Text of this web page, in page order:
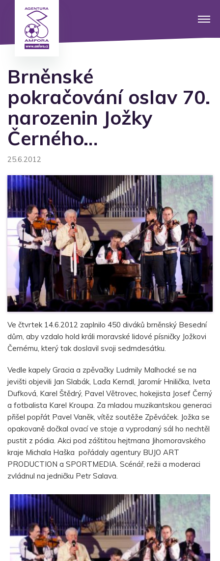
Brněnské
pokračování oslav 70.
narozenin Jožky
Černého…
25.6.2012
Ve čtvrtek 14.6.2012 zaplnilo 450 diváků brněnský Besední
dům, aby vzdalo hold králi moravské lidové písničky Jožkovi
Černému, který tak doslavil svoji sedmdesátku.
Vedle kapely Gracia a zpěvačky Ludmily Malhocké se na
jevišti objevili Jan Slabák, Laďa Kerndl, Jaromír Hnilička, Iveta
Dufková, Karel Štědrý, Pavel Větrovec, hokejista Josef Černý
a fotbalista Karel Kroupa. Za mladou muzikantskou generaci
přišel popřát Pavel Vaněk, vítěz soutěže Zpěváček. Jožka se
opakovaně dočkal ovací ve stoje a vyprodaný sál ho nechtěl
pustit z pódia. Akci pod záštitou hejtmana Jihomoravského
kraje Michala Haška pořádaly agentury BUJO ART
PRODUCTION a SPORTMEDIA. Scénář, režii a moderaci
zvládnul na jedničku Petr Salava.